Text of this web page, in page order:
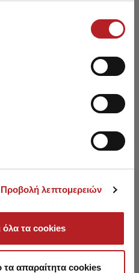
Προβολή λεπτομερειών
όλα τα cookies
τα απαραίτητα cookies